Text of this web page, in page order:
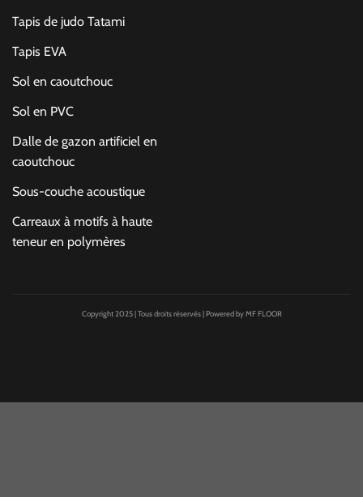
Tapis de judo Tatami
Tapis EVA
Sol en caoutchouc
Sol en PVC
Dalle de gazon artificiel en
caoutchouc
Sous-couche acoustique
Carreaux à motifs à haute
teneur en polymères
Copyright 2025 | Tous droits réservés | Powered by MF FLOOR